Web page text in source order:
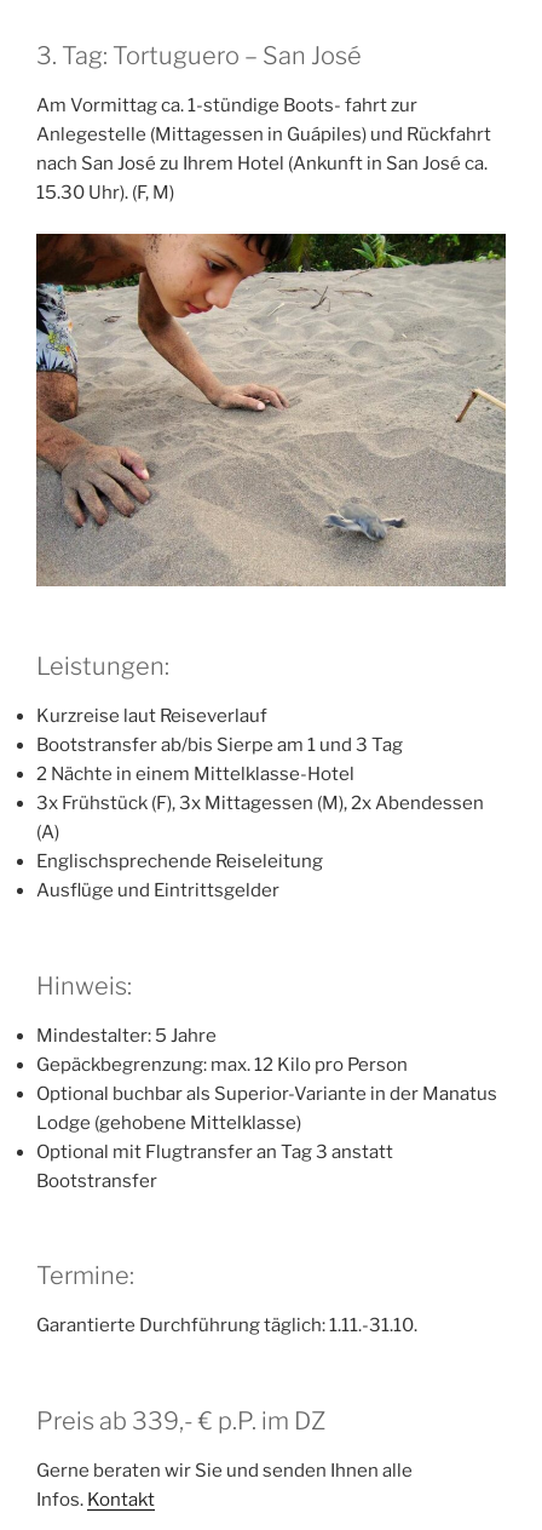
3. Tag: Tortuguero – San José
Am Vormittag ca. 1-stündige Boots- fahrt zur
Anlegestelle (Mittagessen in Guápiles) und Rückfahrt
nach San José zu Ihrem Hotel (Ankunft in San José ca.
15.30 Uhr). (F, M)
Leistungen:
Kurzreise laut Reiseverlauf
Bootstransfer ab/bis Sierpe am 1 und 3 Tag
2 Nächte in einem Mittelklasse-Hotel
3x Frühstück (F), 3x Mittagessen (M), 2x Abendessen
(A)
Englischsprechende Reiseleitung
Ausflüge und Eintrittsgelder
Hinweis:
Mindestalter: 5 Jahre
Gepäckbegrenzung: max. 12 Kilo pro Person
Optional buchbar als Superior-Variante in der Manatus
Lodge (gehobene Mittelklasse)
Optional mit Flugtransfer an Tag 3 anstatt
Bootstransfer
Termine:
Garantierte Durchführung täglich: 1.11.-31.10.
Preis ab 339,- € p.P. im DZ
Gerne beraten wir Sie und senden Ihnen alle
Infos. Kontakt